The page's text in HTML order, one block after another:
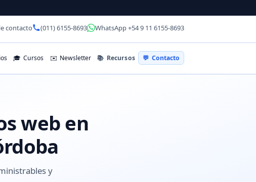
contacto (011) 6155-8693 WhatsApp +54 9 11 6155-8693
🎓 Cursos ✉️ Newsletter 📚 Recursos 💬 Contacto
web en
y